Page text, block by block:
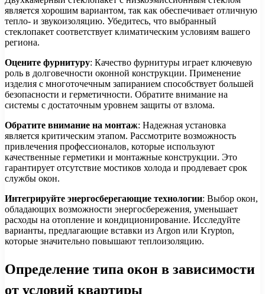
является хорошим вариантом, так как обеспечивает отличную
тепло- и звукоизоляцию. Убедитесь, что выбранный
стеклопакет соответствует климатическим условиям вашего
региона.
Оцените фурнитуру: Качество фурнитуры играет ключевую
роль в долговечности оконной конструкции. Применение
изделия с многоточечным запиранием способствует большей
безопасности и герметичности. Обратите внимание на
системы с достаточным уровнем защиты от взлома.
Обратите внимание на монтаж: Надежная установка
является критическим этапом. Рассмотрите возможность
привлечения профессионалов, которые используют
качественные герметики и монтажные конструкции. Это
гарантирует отсутствие мостиков холода и продлевает срок
службы окон.
Интегрируйте энергосберегающие технологии: Выбор окон,
обладающих возможности энергосбережения, уменьшает
расходы на отопление и кондиционирование. Исследуйте
варианты, предлагающие вставки из Argon или Krypton,
которые значительно повышают теплоизоляцию.
Определение типа окон в зависимости
от условий квартиры